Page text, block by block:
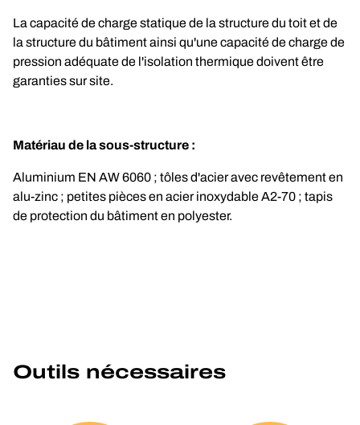
La capacité de charge statique de la structure du toit et de
la structure du bâtiment ainsi qu'une capacité de charge de
pression adéquate de l'isolation thermique doivent être
garanties sur site.
Matériau de la sous-structure :
Aluminium EN AW 6060 ; tôles d'acier avec revêtement en
alu-zinc ; petites pièces en acier inoxydable A2-70 ; tapis
de protection du bâtiment en polyester.
Outils nécessaires